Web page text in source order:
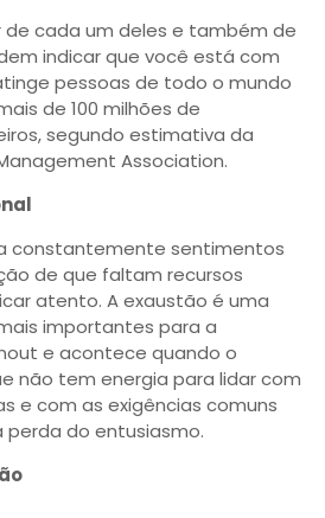
de cada um deles e também de
indicar que você está com
pessoas de todo o mundo
de 100 milhões de
segundo estimativa da
Association.
constantemente sentimentos
de que faltam recursos
atento. A exaustão é uma
importantes para a
e acontece quando o
não tem energia para lidar com
e com as exigências comuns
do entusiasmo.